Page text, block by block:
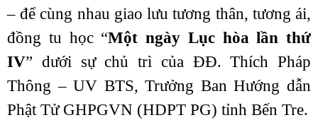
– để cùng nhau giao lưu tương thân, tương ái,
đồng tu học “Một ngày Lục hòa lần thứ
IV” dưới sự chủ trì của ĐĐ. Thích Pháp
Thông – UV BTS, Trưởng Ban Hướng dẫn
Phật Tử GHPGVN (HDPT PG) tỉnh Bến Tre.